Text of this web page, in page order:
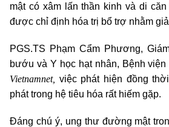
mật có xâm lấn thần kinh và di
được chỉ định hóa trị bổ trợ nhằm
PGS.TS Phạm Cẩm Phương,
bướu và Y học hạt nhân, Bệnh
Vietnamnet,
việc phát hiện đồng
phát trong hệ tiêu hóa rất hiếm gặp.
Đáng chú ý, ung thư đường mật